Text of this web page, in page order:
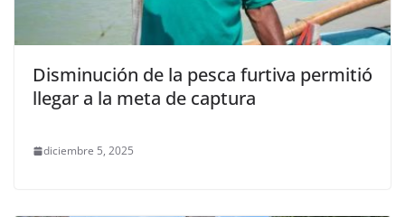
Disminución de la pesca furtiva permitió
llegar a la meta de captura
diciembre 5, 2025